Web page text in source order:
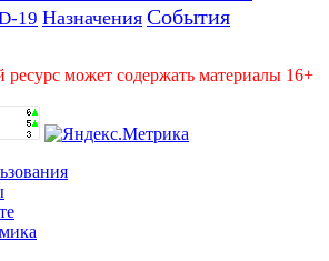
19 Назначения События
может содержать материалы 16+